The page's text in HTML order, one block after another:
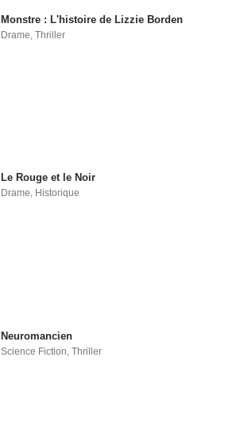
Monstre : L'histoire de Lizzie Borden
Drame,Thriller
Le Rouge et le Noir
Drame, Historique
Neuromancien
Science Fiction ,Thriller